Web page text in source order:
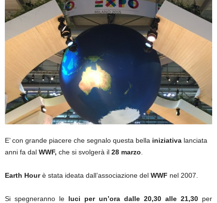
E’ con grande piacere che segnalo questa bella iniziativa lanciata
anni fa dal WWF, che si svolgerà il 28 marzo
Earth Hourè stata ideata dall’associazione del WWF nel 2007.
Si spegneranno le luci per un’ora dalle 20,30 alle 21,30 per